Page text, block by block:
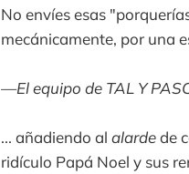
No envíes esas
mecánicamente, por una
—El equipo de TAL Y
... añadiendo al alardede
ridículo Papá Noel y sus